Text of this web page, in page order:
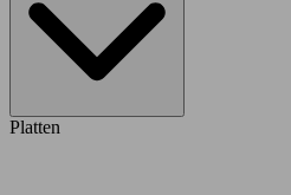
Platten